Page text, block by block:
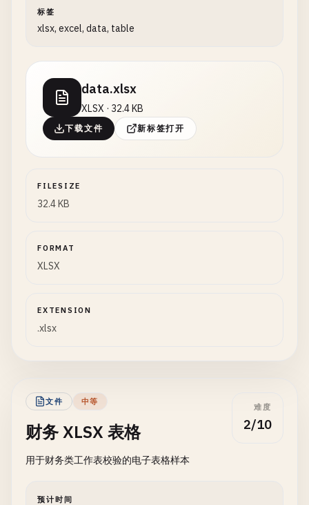
标签
xlsx, excel, data, table
data.xlsx
XLSX · 32.4 KB
下载文件 新标签打开
FILESIZE
32.4 KB
FORMAT
XLSX
EXTENSION
.xlsx
文件 中等
财务 XLSX 表格
用于财务类工作表校验的电子表格样本
难度
2/10
预计时间